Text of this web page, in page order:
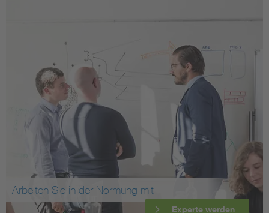
Arbeiten Sie in der Normung mit
Experte werden